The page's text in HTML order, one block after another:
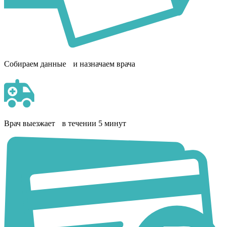
Собираем данные и назначаем врача
Врач выезжает в течении 5 минут